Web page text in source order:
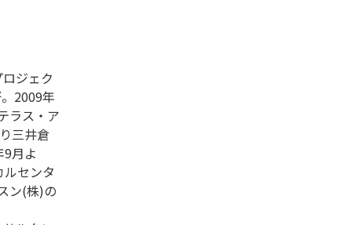
ジェク
2009年
ラス・ア
三井倉
月よ
センタ
ン(株)の